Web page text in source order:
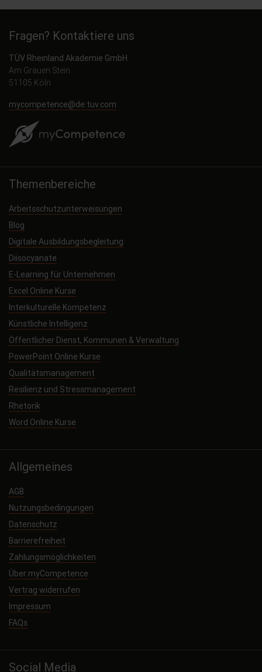
Fragen? Kontaktiere uns
TÜV Rheinland Akademie GmbH
Am Grauen Stein
51105 Köln
mycompetence@de.tuv.com
Themenbereiche
Arbeitsschutzunterweisungen
Blog
Digitale Ausbildungsbegleitung
Diisocyanate
E-Learning für Unternehmen
Excel Online Kurse
Interkulturelle Kompetenz
Künstliche Intelligenz
Öffentlicher Dienst, Kommunen & Verwaltung
PowerPoint Online Kurse
Qualitätsmanagement
Resilienz und Stressmanagement
Rhetorik
Word Online Kurse
Allgemeines
AGB
Nutzungsbedingungen
Datenschutz
Barrierefreiheit
Zahlungsmöglichkeiten
Über myCompetence
Vertrag widerrufen
Impressum
FAQs
Social Media